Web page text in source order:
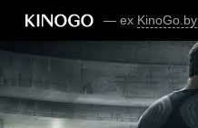
— ex KinoGo.by